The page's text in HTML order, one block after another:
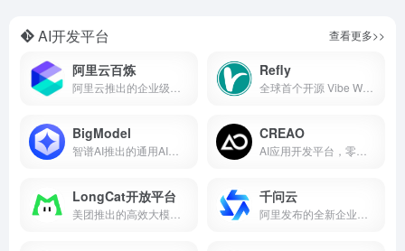
AI开发平台 查看更多>>
阿里云百炼
阿里云推出的企业级大模型开发平台
Refly
全球首个开源 Vibe Workflow 平台
BigModel
智谱AI推出的通用AI大模型开发平台
CREAO
AI应用开发平台，零代码构建完整应用
LongCat开放平台
美团推出的高效大模型API服务
千问云
阿里发布的全新企业级AI大模型服务平台